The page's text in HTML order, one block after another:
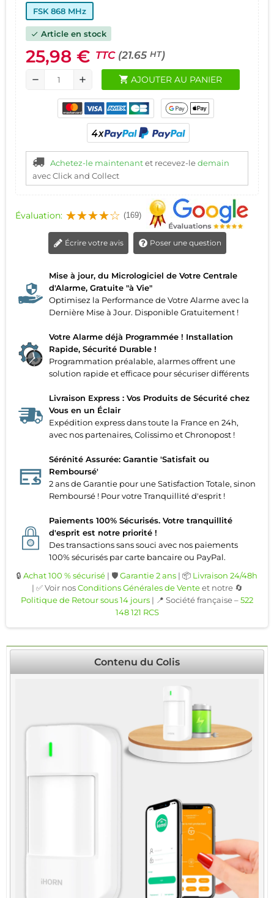
FSK 868 MHz
check Article en stock
25,98 € TTC (21.65 HT)
remove add shopping_cart AJOUTER AU PANIER
Achetez-le maintenantet recevez-ledemain
avec Click and Collect
Évaluation: (169)
Écrire votre avis Poser une question
Mise à jour, du Micrologiciel de Votre Centrale
d'Alarme, Gratuite "à Vie"
Optimisez la Performance de Votre Alarme avec la
Dernière Mise à Jour. Disponible Gratuitement !
Votre Alarme déjà Programmée ! Installation
Rapide, Sécurité Durable !
Programmation préalable, alarmes offrent une
solution rapide et efficace pour sécuriser différents
Livraison Express : Vos Produits de Sécurité chez
Vous en un Éclair
Expédition express dans toute la France en 24h,
avec nos partenaires, Colissimo et Chronopost !
Sérénité Assurée: Garantie 'Satisfait ou
Remboursé'
2 ans de Garantie pour une Satisfaction Totale, sinon
Remboursé ! Pour votre Tranquillité d'esprit !
Paiements 100% Sécurisés. Votre tranquillité
d'esprit est notre priorité !
Des transactions sans souci avec nos paiements
100% sécurisés par carte bancaire ou PayPal.
🔒 Achat 100 % sécurisé | 🛡️Garantie 2 ans | 📦 Livraison 24/48h
| ✅ Voir nosConditions Générales de Venteet notre 🔄
Politique de Retour sous 14 jours | 📍 Société française –522
148 121 RCS
Contenu du Colis